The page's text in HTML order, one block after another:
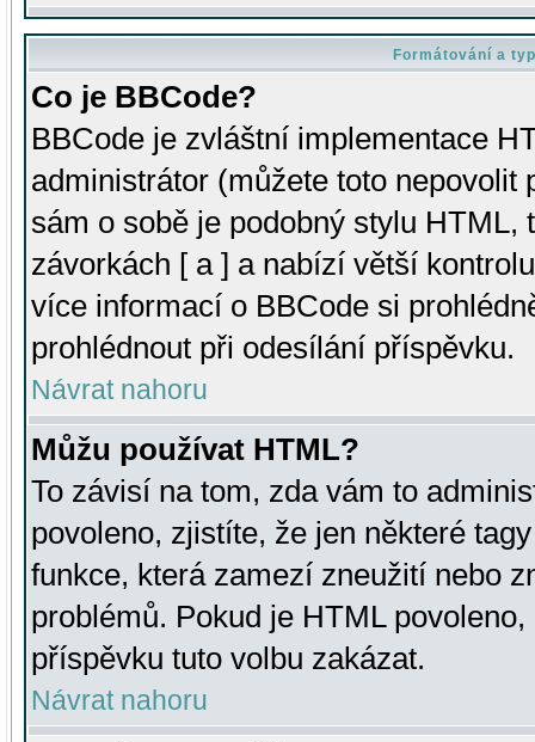
Formátování a
Co je BBCode?
BBCode je zvláštní implementace
administrátor (můžete toto
sám o sobě je podobný stylu HTML,
závorkách [ a ] a nabízí větší
více informací o BBCode si
prohlédnout při odesílání příspěvku.
Návrat nahoru
Můžu používat HTML?
To závisí na tom, zda vám to
povoleno, zjistíte, že jen některé
funkce, která zamezí zneužití nebo
problémů. Pokud je HTML
příspěvku tuto volbu zakázat.
Návrat nahoru